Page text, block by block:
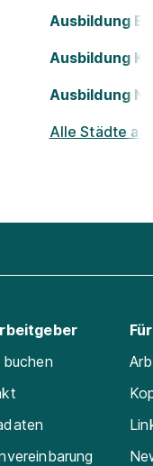
Ausbildung
Ausbildung
Ausbildung
Alle Städte